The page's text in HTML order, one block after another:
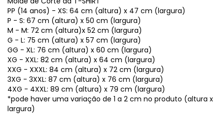
PP (14 anos) - XS: 64 cm (altura) x 47 cm (largura)
P - S: 67 cm (altura) x 50 cm (largura)
M - M: 72 cm (altura)x 52 cm (largura)
G - L: 75 cm (altura) x 57 cm (largura)
GG - XL: 76 cm (altura) x 60 cm (largura)
XG - XXL: 82 cm (altura) x 64 cm (largura)
XXG - XXXL: 84 cm (altura) x 72 cm (largura)
3XG - 3XXL: 87 cm (altura) x 76 cm (largura)
4XG - 4XXL: 89 cm (altura) x 79 cm (largura)
*pode haver uma variação de 1 a 2 cm no produto (altura x
largura)